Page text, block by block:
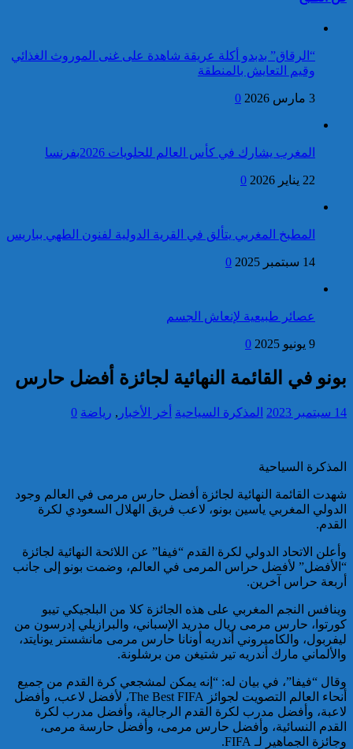
الصحافة بواشنطن:المهاجم
كان يستهدف مسؤولين
حكوميين
من رئيس جمهورية البرتغال
جلالة الملك يتوصل ببرقية
بمناسبة عيد العرش المجيد
برقية تهنئة إلى جلالة الملك
من الأمين العام لمنظمة
التعاون الإسلامي بمناسبة عيد
العرش المجيد
وملابسات إقدام شخص كان
موضوع بحث قضائي على محاولة
الانتحار بالدار البيضاء
شخصا للاشتباه في تورطهم في
وظيفتهم بغرض الارتشاء
استمرار ارتفاع معدل الزجر
وتراجع مؤشرات الجريمة المقرونة
بالعنف
تقديم 17 موقوفا على أنظار النيابة
العامة لدى محكمة الاستئناف
بالقنيطرة على إثر الأحداث التي
عرفتها منطقة سيدي الطيبي
كاريكاتير
“الرقاق” بدبدو أكلة عريقة شاهدة على غنى الموروث الغذائي
وقيم التعايش بالمنطقة
3 مارس 2026 0
المغرب يشارك في كأس العالم للحلويات 2026بفرنسا
22 يناير 2026 0
المطبخ المغربي يتألق في القرية الدولية لفنون الطهي بباريس
14 سبتمبر 2025 0
عصائر طبيعية لإنعاش الجسم
9 يونيو 2025 0
بونو في القائمة النهائية لجائزة أفضل حارس
14 سبتمبر 2023 المذكرة السياحية أخر الأخبار , رياضة 0
المذكرة السياحية
شهدت القائمة النهائية لجائزة أفضل حارس مرمى في العالم وجود
الدولي المغربي ياسين بونو، لاعب فريق الهلال السعودي لكرة
القدم.
وأعلن الاتحاد الدولي لكرة القدم “فيفا” عن اللائحة النهائية لجائزة
“الأفضل” لأفضل حراس المرمى في العالم، وضمت بونو إلى جانب
أربعة حراس آخرين.
وينافس النجم المغربي على هذه الجائزة كلا من البلجيكي تيبو
كورتوا، حارس مرمى ريال مدريد الإسباني، والبرازيلي إدرسون من
ليفربول، والكاميروني أندريه أونانا حارس مرمى مانشستر يونايتد،
والألماني مارك أندريه تير شتيغن من برشلونة.
وقال “فيفا”، في بيان له: “إنه يمكن لمشجعي كرة القدم من جميع
أنحاء العالم التصويت لجوائز The Best FIFA، لأفضل لاعب، وأفضل
لاعبة، وأفضل مدرب لكرة القدم الرجالية، وأفضل مدرب لكرة
القدم النسائية، وأفضل حارس مرمى، وأفضل حارسة مرمى،
وجائزة الجماهير لـ FIFA.